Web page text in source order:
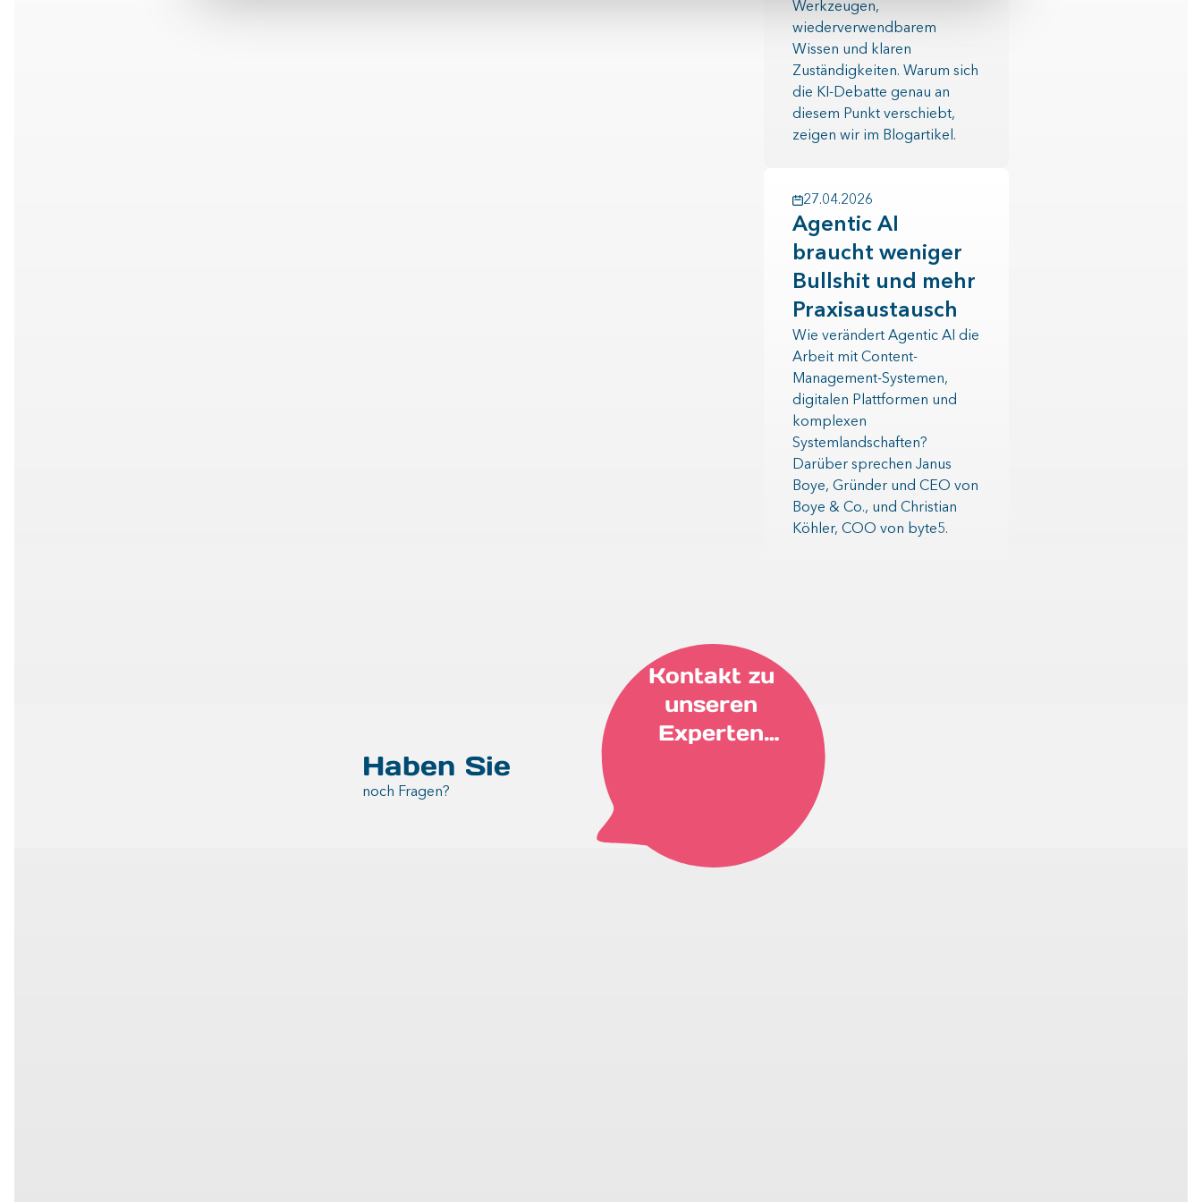
Werkzeugen,
wiederverwendbarem
Wissen und klaren
Zuständigkeiten. Warum sich
die KI-Debatte genau an
diesem Punkt verschiebt,
zeigen wir im Blogartikel.
27.04.2026
Agentic AI
braucht weniger
Bullshit und mehr
Praxisaustausch
Wie verändert Agentic AI die
Arbeit mit Content-
Management-Systemen,
digitalen Plattformen und
komplexen
Systemlandschaften?
Darüber sprechen Janus
Boye, Gründer und CEO von
Boye & Co., und Christian
Köhler, COO von byte5.
Haben Sie
noch Fragen?
Kontakt zu
unseren
Experten